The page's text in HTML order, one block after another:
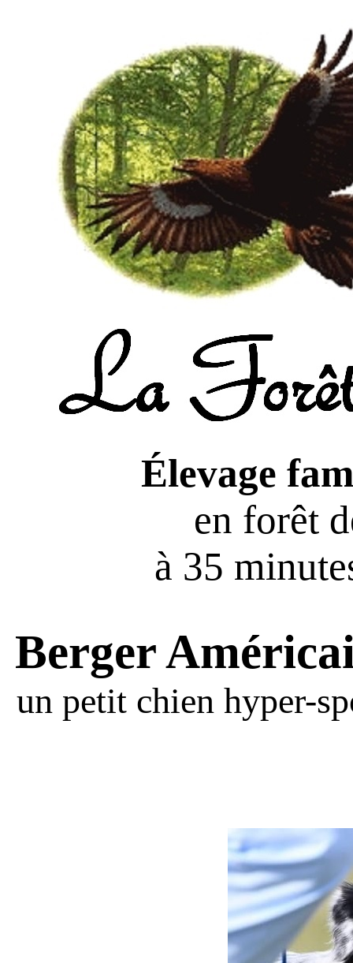
Élevage
en forêt
à 35
Berger
un petit chien hyper-